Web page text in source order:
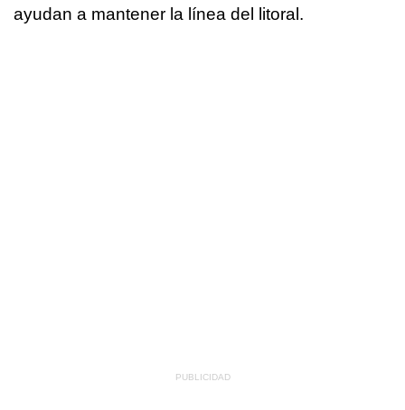
ayudan a mantener la línea del litoral.